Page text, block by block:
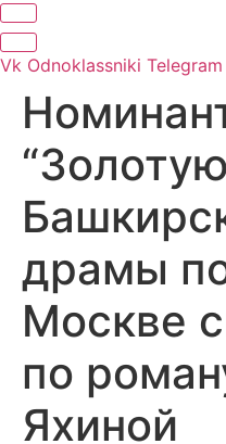
Vk Odnoklassniki Telegram
драмы
Москве
по
Яхиной